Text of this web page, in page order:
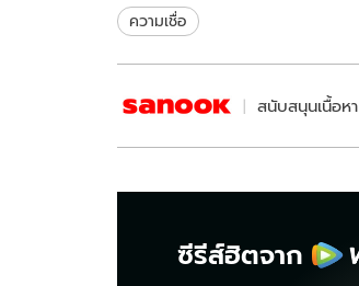
ความเชื่อ
สนับสนุนเนื้อหา
ซีรีส์ฮิตจาก